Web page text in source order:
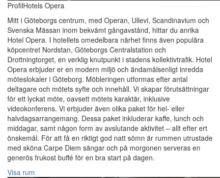
ProfilHotels Opera
Mitt i Göteborgs centrum, med Operan, Ullevi, Scandinavium och
Svenska Mässan inom bekvämt gångavstånd, hittar du anrika
Hotel Opera. I hotellets omedelbara närhet finns även populära
köpcentret Nordstan, Göteborgs Centralstation och
Drottningtorget, en verklig knutpunkt i stadens kollektivtrafik. Hotel
Opera erbjuder er en modern miljö och ändamålsenligt inredda
möteslokaler i Göteborg. Möbleringen utformas efter antal
deltagare och mötets syfte och innehåll. Vi skapar förutsättningar
för ett lyckat möte, oavsett mötets karaktär, inklusive
videokonferens. Vi erbjuder även olika paket för hel- eller
halvdagsarrangemang. Dessa paket inkluderar kaffe, lunch och
middagar, samt någon form av avslutande aktivitet – allt efter ert
önskemål. För att få en riktigt god natt sömn är rummen utrustade
med sköna Carpe Diem sängar och på morgonen serveras en
generös frukost buffé för en bra start på dagen.
Visa rum